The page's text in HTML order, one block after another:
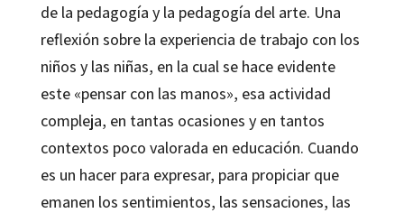
de la pedagogía y la pedagogía del arte. Una
reflexión sobre la experiencia de trabajo con los
niños y las niñas, en la cual se hace evidente
este «pensar con las manos», esa actividad
compleja, en tantas ocasiones y en tantos
contextos poco valorada en educación. Cuando
es un hacer para expresar, para propiciar que
emanen los sentimientos, las sensaciones, las